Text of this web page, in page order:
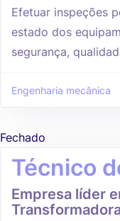
Efetuar inspeções
estado dos
segurança,
Engenharia mecânica
Fechado
Técnico
Empresa líder